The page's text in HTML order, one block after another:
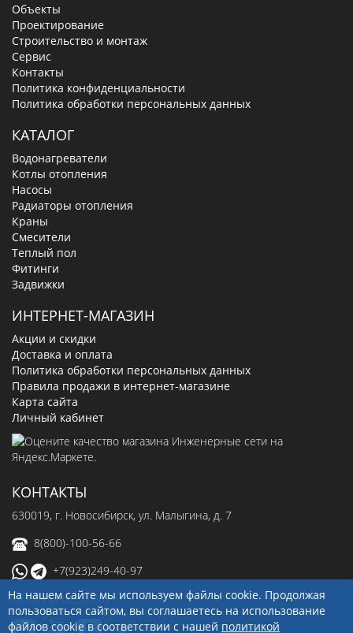
Объекты
Проектирование
Строительство и монтаж
Сервис
Контакты
Политика конфиденциальности
Политика обработки персональных данных
КАТАЛОГ
Водонагреватели
Котлы отопления
Насосы
Радиаторы отопления
Краны
Смесители
Теплый пол
Фитинги
Задвижки
ИНТЕРНЕТ-МАГАЗИН
Акции и скидки
Доставка и оплата
Политика обработки персональных данных
Правила продажи в интернет-магазине
Карта сайта
Личный кабинет
КОНТАКТЫ
630019, г. Новосибирск, ул. Малыгина, д. 7
8(800)-100-56-66
+7(923)249-40-97
sale@ingenerseti.ru
На нашем сайте мы используем файлы cookie. Продолжая
пользоваться сайтом, вы соглашаетесь на использование
файлов cookie в соответствии с нашей политикой